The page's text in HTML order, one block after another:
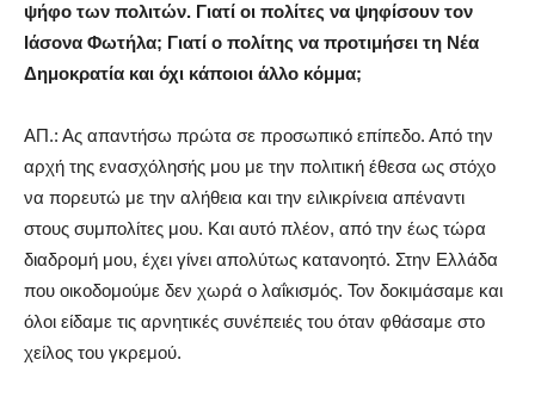
ψήφο των πολιτών. Γιατί οι πολίτες να ψηφίσουν τον
Ιάσονα Φωτήλα; Γιατί ο πολίτης να προτιμήσει τη Νέα
Δημοκρατία και όχι κάποιοι άλλο κόμμα;
ΑΠ.: Ας απαντήσω πρώτα σε προσωπικό επίπεδο. Από την
αρχή της ενασχόλησής μου με την πολιτική έθεσα ως στόχο
να πορευτώ με την αλήθεια και την ειλικρίνεια απέναντι
στους συμπολίτες μου. Και αυτό πλέον, από την έως τώρα
διαδρομή μου, έχει γίνει απολύτως κατανοητό. Στην Ελλάδα
που οικοδομούμε δεν χωρά ο λαΐκισμός. Τον δοκιμάσαμε και
όλοι είδαμε τις αρνητικές συνέπειές του όταν φθάσαμε στο
χείλος του γκρεμού.